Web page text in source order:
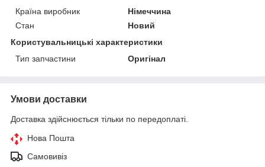
Країна виробник
Німеччина
Стан
Новий
Користувальницькі характеристики
Тип запчастини
Оригінал
Умови доставки
Доставка здійснюється тільки по передоплаті.
Нова Пошта
Самовивіз